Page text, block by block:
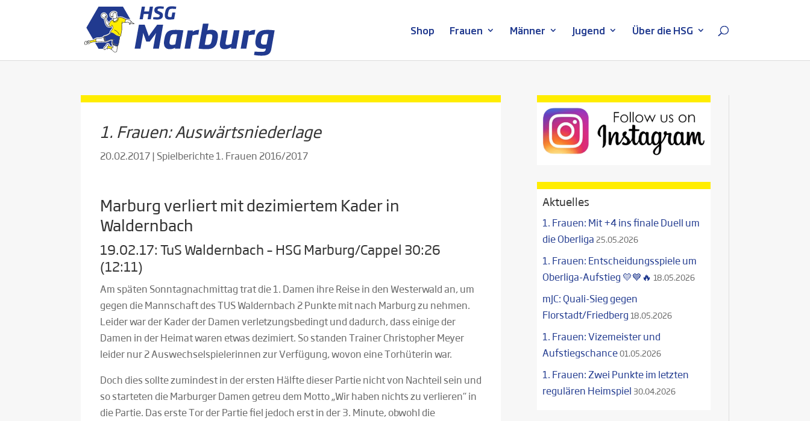
Shop Frauen Männer Jugend Über die HSG
1. Frauen: Auswärtsniederlage
20.02.2017| Spielberichte 1. Frauen 2016/2017
Marburg verliert mit dezimiertem Kader in
Waldernbach
19.02.17: TuS Waldernbach – HSG Marburg/Cappel 30:26
(12:11)
Am späten Sonntagnachmittag trat die 1. Damen ihre Reise in den Westerwald an, um
gegen die Mannschaft des TUS Waldernbach 2 Punkte mit nach Marburg zu nehmen.
Leider war der Kader der Damen verletzungsbedingt und dadurch, dass einige der
Damen in der Heimat waren etwas dezimiert. So standen Trainer Christopher Meyer
leider nur 2 Auswechselspielerinnen zur Verfügung, wovon eine Torhüterin war.
Doch dies sollte zumindest in der ersten Hälfte dieser Partie nicht von Nachteil sein und
so starteten die Marburger Damen getreu dem Motto „Wir haben nichts zu verlieren“ in
die Partie. Das erste Tor der Partie fiel jedoch erst in der 3. Minute, obwohl die
Aktuelles
1. Frauen: Mit +4 ins finale Duell um
die Oberliga 25.05.2026
1. Frauen: Entscheidungsspiele um
Oberliga-Aufstieg 💛💙🔥 18.05.2026
mJC: Quali-Sieg gegen
Florstadt/Friedberg 18.05.2026
1. Frauen: Vizemeister und
Aufstiegschance01.05.2026
1. Frauen: Zwei Punkte im letzten
regulären Heimspiel 30.04.2026